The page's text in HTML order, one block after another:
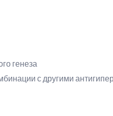
генеза
с другими